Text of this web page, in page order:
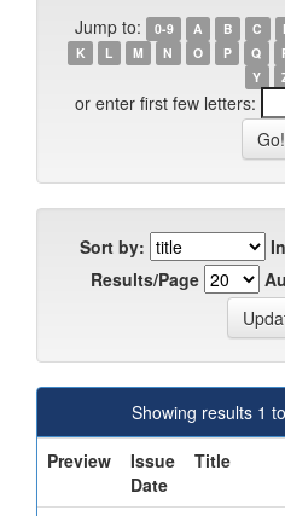
Jump to: 0-9 A B C
K
L M N O P Q
Y
or enter first few letters:
Sort by:
Results/Page
Showing results 1
Preview
Issue
Date
Title